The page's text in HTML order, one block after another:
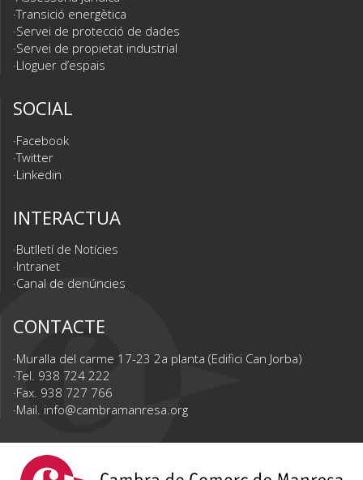
Transició energètica
Servei de protecció de dades
Servei de propietat industrial
Lloguer d’espais
SOCIAL
Facebook
Twitter
Linkedin
INTERACTUA
Butlletí de Notícies
Intranet
Canal de denúncies
CONTACTE
Muralla del carme 17-23 2a planta (Edifici Can Jorba)
Tel. 938 724 222
Fax. 938 727 766
Mail. info@cambramanresa.org